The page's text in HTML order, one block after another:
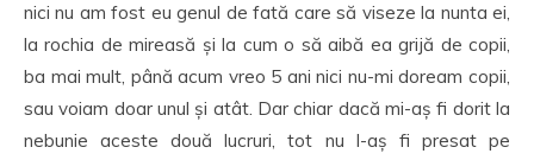
nici nu am fost eu genul de fată care să viseze la nunta ei,
la rochia de mireasă și la cum o să aibă ea grijă de copii,
ba mai mult, până acum vreo 5 ani nici nu-mi doream copii,
sau voiam doar unul și atât. Dar chiar dacă mi-aș fi dorit la
nebunie aceste două lucruri, tot nu l-aș fi presat pe